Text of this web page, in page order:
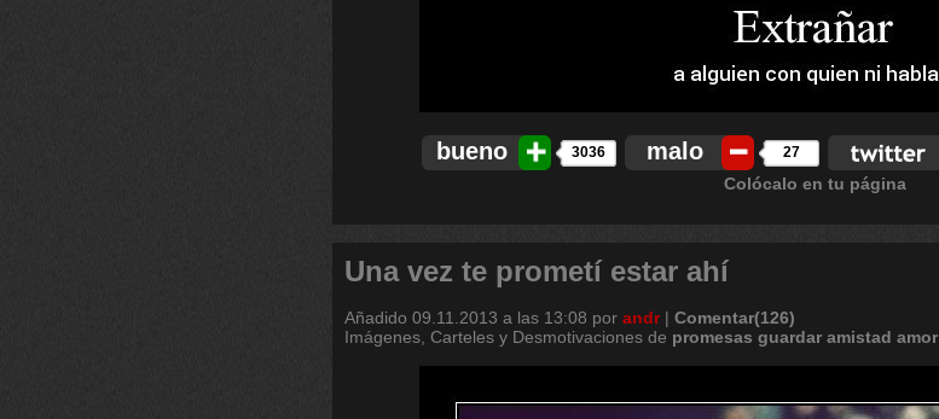
bueno 3036 malo 27
Colócalo en tu página
Una vez te prometí estar ahí
Añadido 09.11.2013 a las 13:08 por andr| Comentar(126)
Imágenes, Carteles y Desmotivaciones de promesas guardar amistad amor